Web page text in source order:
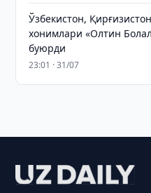
Ўзбекистон,
хонимлари «Олтин
буюрди
23:01 · 31/07